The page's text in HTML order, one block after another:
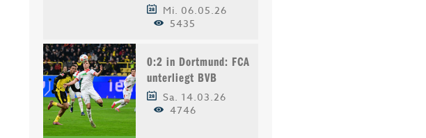
Mi. 06.05.26
5435
0:2 in Dortmund: FCA
unterliegt BVB
Sa. 14.03.26
4746